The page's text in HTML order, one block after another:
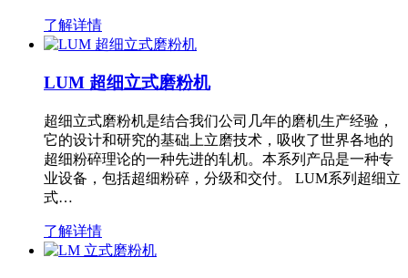
了解详情
LUM 超细立式磨粉机
超细立式磨粉机是结合我们公司几年的磨机生产经验，
它的设计和研究的基础上立磨技术，吸收了世界各地的
超细粉碎理论的一种先进的轧机。本系列产品是一种专
业设备，包括超细粉碎，分级和交付。 LUM系列超细立
式…
了解详情